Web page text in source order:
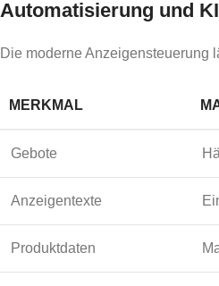
Automatisierung und
Die moderne Anzeigensteuerung
MERKMAL
Gebote
Anzeigentexte
Produktdaten